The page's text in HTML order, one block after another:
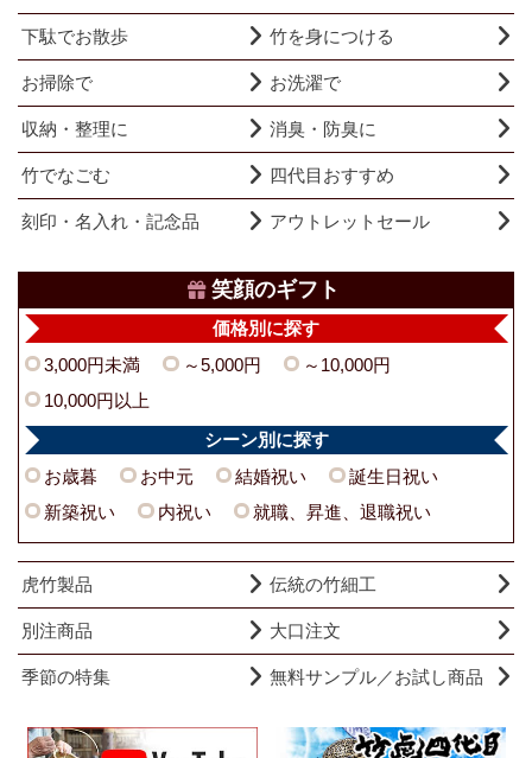
下駄でお散歩 竹を身につける
お掃除で お洗濯で
収納・整理に 消臭・防臭に
竹でなごむ 四代目おすすめ
刻印・名入れ・記念品 アウトレットセール
笑顔のギフト
価格別に探す
3,000円未満 ～5,000円
～10,000円
10,000円以上
シーン別に探す
お歳暮 お中元 結婚祝い
誕生日祝い
新築祝い
内祝い 就職、昇進、退職祝い
虎竹製品 伝統の竹細工
別注商品 大口注文
季節の特集 無料サンプル／お試し商品